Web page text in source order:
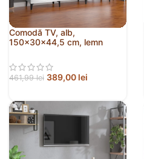
Comodă TV, alb,
150x30x44,5 cm, lemn
461,99lei 389,00 lei